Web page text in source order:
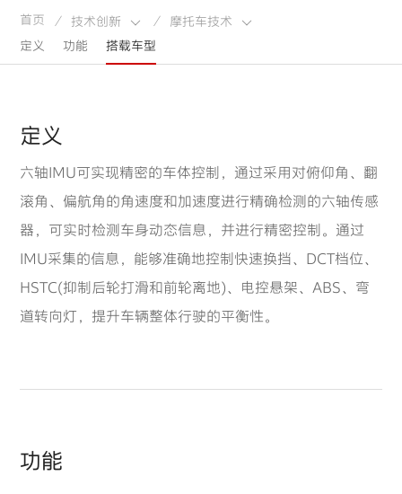
首页 / 技术创新 /
摩托车技术
定义
功能 搭载车型
定义
六轴IMU可实现精密的车体控制，通过采用对俯仰角、翻
滚角、偏航角的角速度和加速度进行精确检测的六轴传感
器，可实时检测车身动态信息，并进行精密控制。通过
IMU采集的信息，能够准确地控制快速换挡、DCT档位、
HSTC(抑制后轮打滑和前轮离地)、电控悬架、ABS、弯
道转向灯，提升车辆整体行驶的平衡性。
功能